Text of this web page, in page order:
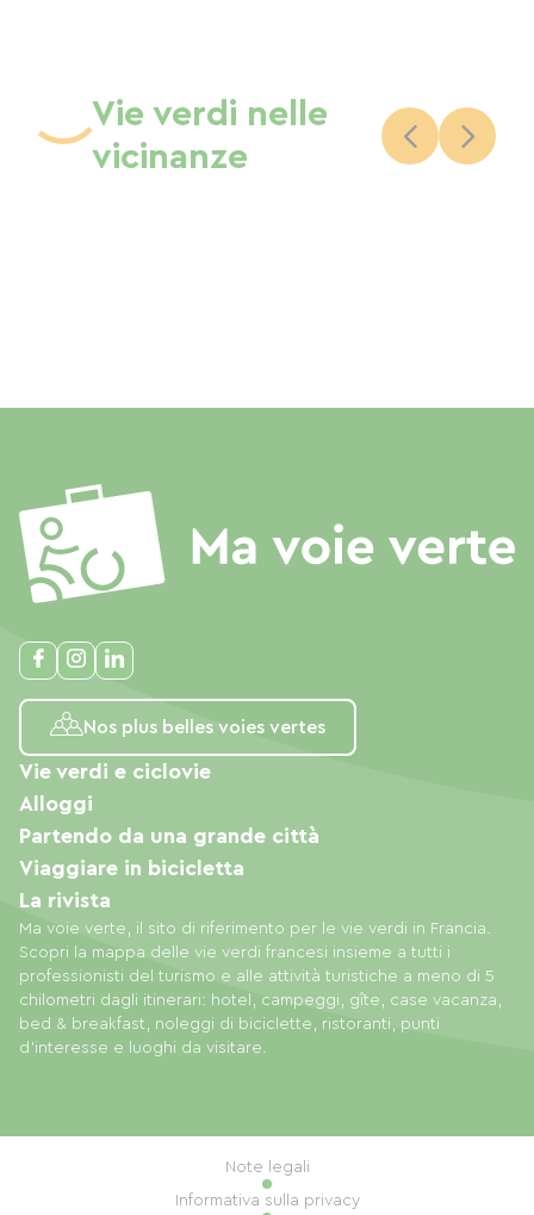
Vie verdi nelle
vicinanze
Nos plus belles voies vertes
Ma voie verte, il sito di riferimento per le vie verdi in Francia.
Scopri la mappa delle vie verdi francesi insieme a tutti i
professionisti del turismo e alle attività turistiche a meno di 5
chilometri dagli itinerari: hotel, campeggi, gîte, case vacanza,
bed & breakfast, noleggi di biciclette, ristoranti, punti
d'interesse e luoghi da visitare.
Vie verdi e ciclovie
Alloggi
Partendo da una grande città
Viaggiare in bicicletta
La rivista
Note legali
Informativa sulla privacy